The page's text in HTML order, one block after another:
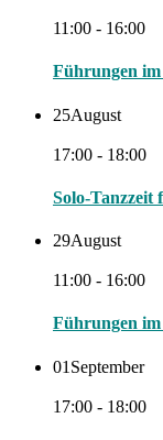
11:00 - 16:00
Führungen
25August
17:00 - 18:00
Solo-Tanzzeit
29August
11:00 - 16:00
Führungen
01 September
17:00 - 18:00